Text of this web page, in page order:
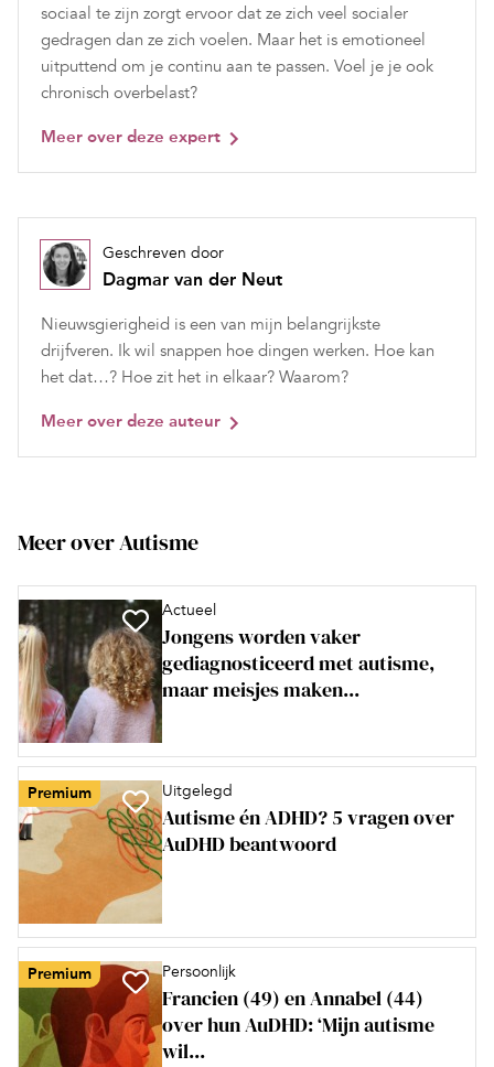
sociaal te zijn zorgt ervoor dat ze zich veel socialer
gedragen dan ze zich voelen. Maar het is emotioneel
uitputtend om je continu aan te passen. Voel je je ook
chronisch overbelast?
Meer over deze expert
Geschreven door
Dagmar van der Neut
Nieuwsgierigheid is een van mijn belangrijkste
drijfveren. Ik wil snappen hoe dingen werken. Hoe kan
het dat…? Hoe zit het in elkaar? Waarom?
Meer over deze auteur
Meer over Autisme
Actueel
Jongens worden vaker
gediagnosticeerd met autisme,
maar meisjes maken...
Premium Uitgelegd
Autisme én ADHD? 5 vragen over
AuDHD beantwoord
Premium Persoonlijk
Francien (49) en Annabel (44)
over hun AuDHD: ‘Mijn autisme
wil...